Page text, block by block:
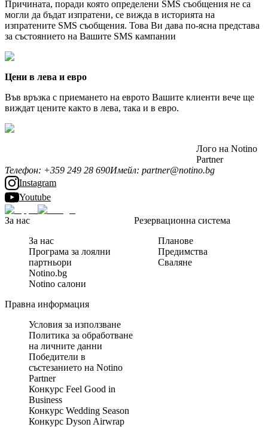
Причината, поради която определени SMS съобщения не са
могли да бъдат изпратени, се вижда в историята на
изпратените SMS съобщения. Това Ви дава по-ясна представа
за състоянието на Вашите SMS кампании
Цени в лева и евро
Във връзка с приемането на еврото Вашите клиенти вече ще
виждат цените както в лева, така и в евро.
Лого на Notino
Partner
Телефон: +359 249 28 690Имейл: partner@notino.bg
Instagram
Youtube
За нас
За нас
Програма за лоялни
партньори
Notino.bg
Notino салони
Резервационна система
Планове
Предимства
Сваляне
Правна информация
Условия за използване
Политика за обработване
на личните данни
Победители в
състезанието на Notino
Partner
Конкурс Feel Good in
Business
Конкурс Wedding Season
Конкурс Dyson Airwrap